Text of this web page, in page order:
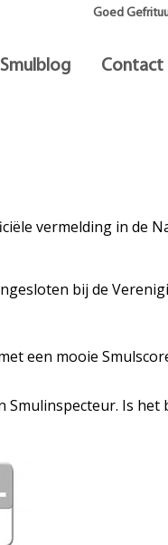
Goed
Smulblog Contact
vermelding in de
bij de
een mooie
Is het